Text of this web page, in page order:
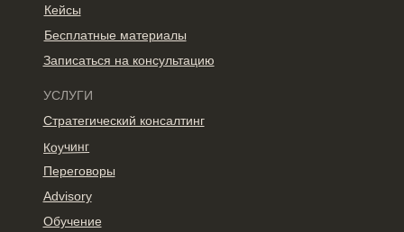
Обучение
Advisory
Переговоры
Коучинг
Стратегический консалтинг
УСЛУГИ
Бесплатные материалы
Кейсы
Записаться на консультацию